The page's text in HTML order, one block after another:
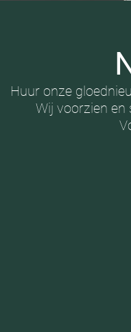
​Huur onze
Wij voorzien en